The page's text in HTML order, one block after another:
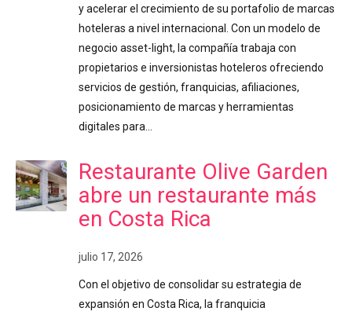
y acelerar el crecimiento de su portafolio de marcas
hoteleras a nivel internacional. Con un modelo de
negocio asset-light, la compañía trabaja con
propietarios e inversionistas hoteleros ofreciendo
servicios de gestión, franquicias, afiliaciones,
posicionamiento de marcas y herramientas
digitales para…
Restaurante Olive Garden
abre un restaurante más
en Costa Rica
julio 17, 2026
Con el objetivo de consolidar su estrategia de
expansión en Costa Rica, la franquicia